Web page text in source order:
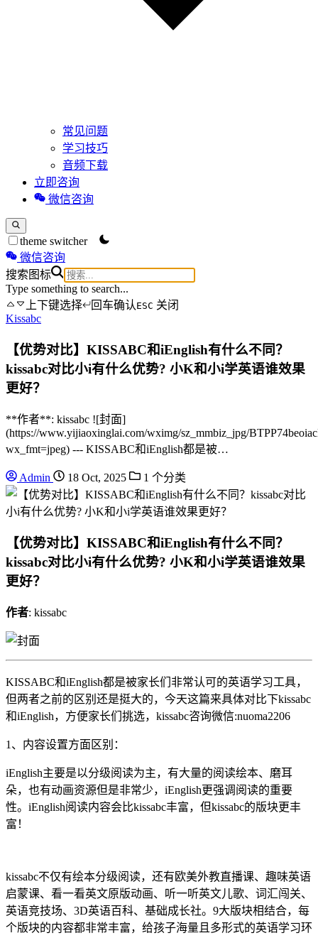
常见问题
学习技巧
音频下载
立即咨询
微信咨询
theme switcher
微信咨询
搜索图标
Type something to search...
上下键选择
回车确认 ESC 关闭
Kissabc
【优势对比】KISSABC和iEnglish有什么不同？
kissabc对比小i有什么优势? 小K和小i学英语谁效果
更好？
**作者**: kissabc ![封面]
(https://www.yijiaoxinglai.com/wximg/sz_mmbiz_jpg/
wx_fmt=jpeg) --- KISSABC和iEnglish都是被…
Admin 18 Oct, 2025 1 个分类
【优势对比】KISSABC和iEnglish有什么不同？
kissabc对比小i有什么优势? 小K和小i学英语谁效果
更好？
作者: kissabc
KISSABC和iEnglish都是被家长们非常认可的英语学习工具，
但两者之前的区别还是挺大的，今天这篇来具体对比下kissabc
和iEnglish，方便家长们挑选，kissabc咨询微信:nuoma2206
1、内容设置方面区别：
iEnglish主要是以分级阅读为主，有大量的阅读绘本、磨耳
朵，也有动画资源但是非常少，iEnglish更强调阅读的重要
性。iEnglish阅读内容会比kissabc丰富，但kissabc的版块更丰
富！
kissabc不仅有绘本分级阅读，还有欧美外教直播课、趣味英语
启蒙课、看一看英文原版动画、听一听英文儿歌、词汇闯关、
英语竞技场、3D英语百科、基础成长社。9大版块相结合，每
个版块的内容都非常丰富，给孩子海量且多形式的英语学习环